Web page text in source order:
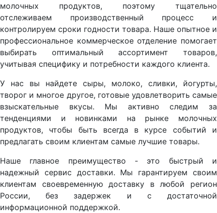
молочных продуктов, поэтому тщательно
отслеживаем производственный процесс и
контролируем сроки годности товара. Наше опытное и
профессиональное коммерческое отделение помогает
выбирать оптимальный ассортимент товаров,
учитывая специфику и потребности каждого клиента.
У нас вы найдете сыры, молоко, сливки, йогурты,
творог и многое другое, готовые удовлетворить самые
взыскательные вкусы. Мы активно следим за
тенденциями и новинками на рынке молочных
продуктов, чтобы быть всегда в курсе событий и
предлагать своим клиентам самые лучшие товары.
Наше главное преимущество - это быстрый и
надежный сервис доставки. Мы гарантируем своим
клиентам своевременную доставку в любой регион
России, без задержек и с достаточной
информационной поддержкой.